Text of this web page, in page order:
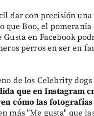
dar con precisión una
que Boo, el pomerania
en Facebook
perros en ser en
de los Celebrity dogs
que en Instagram
cómo las fotografías
más "Me gusta" que